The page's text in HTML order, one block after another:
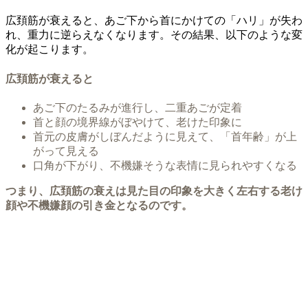
広頚筋が衰えると、あご下から首にかけての「ハリ」が失わ
れ、重力に逆らえなくなります。その結果、以下のような変
化が起こります。
広頚筋が衰えると
あご下のたるみが進行し、二重あごが定着
首と顔の境界線がぼやけて、老けた印象に
首元の皮膚がしぼんだように見えて、「首年齢」が上
がって見える
口角が下がり、不機嫌そうな表情に見られやすくなる
つまり、広頚筋の衰えは見た目の印象を大きく左右する老け
顔や不機嫌顔の引き金となるのです。